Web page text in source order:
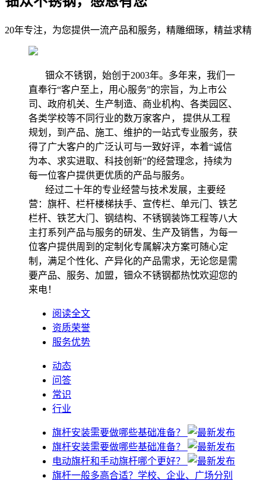
20年专注，为您提供一流产品和服务，精雕细琢，精益求精
钿众不锈钢，始创于2003年。多年来，我们一
直奉行“客户至上，用心服务”的宗旨，为上市公
司、政府机关、生产制造、商业机构、各类园区、
各类学校等不同行业的数万家客户， 提供从工程
规划，到产品、施工、维护的一站式专业服务，获
得了广大客户的广泛认可与一致好评，本着“诚信
为本、求实进取、科技创新”的经营理念，持续为
每一位客户提供更优质的产品与服务。
经过二十年的专业经营与技术发展，主要经
营：旗杆、栏杆楼梯扶手、宣传栏、单元门、铁艺
栏杆、铁艺大门、钢结构、不锈钢装饰工程等八大
主打系列产品与服务的研发、生产及销售，为每一
位客户提供周到的定制化专属解决方案可随心定
制，满足个性化、产异化的产品需求，无论您是需
要产品、服务、加盟，钿众不锈钢都热忱欢迎您的
来电！
阅读全文
资质荣誉
服务优势
动态
问答
常识
行业
旗杆安装需要做哪些基础准备？
旗杆安装需要做哪些基础准备？
电动旗杆和手动旗杆哪个更好？
旗杆一般多高合适？学校、企业、广场分别